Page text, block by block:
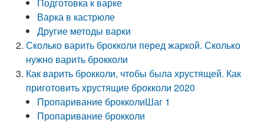
Варка в кастрюле
Другие методы варки
Сколько варить брокколи перед жаркой. Сколько
нужно варить брокколи
Как варить брокколи, чтобы была хрустящей. Как
приготовить хрустящие брокколи 2020
Пропаривание брокколиШаг 1
Пропаривание брокколи